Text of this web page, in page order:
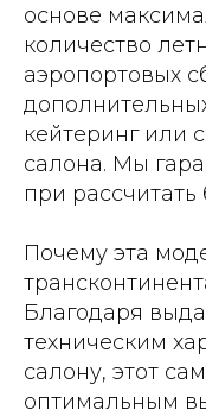
основе
количество
аэропортовых
кейтеринг или
салона. Мы
при
Почему эта
Благодаря
техническим
салону, этот
оптимальным